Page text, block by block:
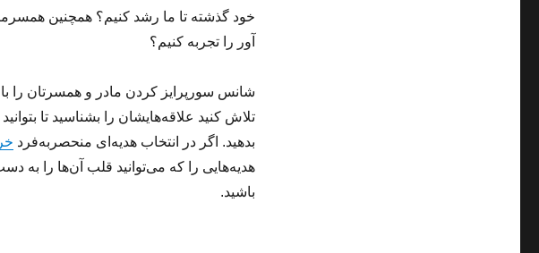
خود گذشته تا ما رشد کنیم؟ همچنین
آور را تجربه کنیم؟
شانس سورپرایز کردن مادر و همسرتان را
تلاش کنید علاقه‌هایشان را بشناسید تا
بدهید. اگر در انتخاب هدیه‌ای منحصربه‌فرد
هدیه‌هایی را که می‌توانید قلب آن‌ها را به
باشید.